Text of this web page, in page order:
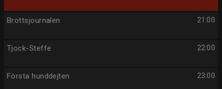
21:00
Brottsjournalen
22:00
Tjock-Steffe
23:00
Första hunddejten